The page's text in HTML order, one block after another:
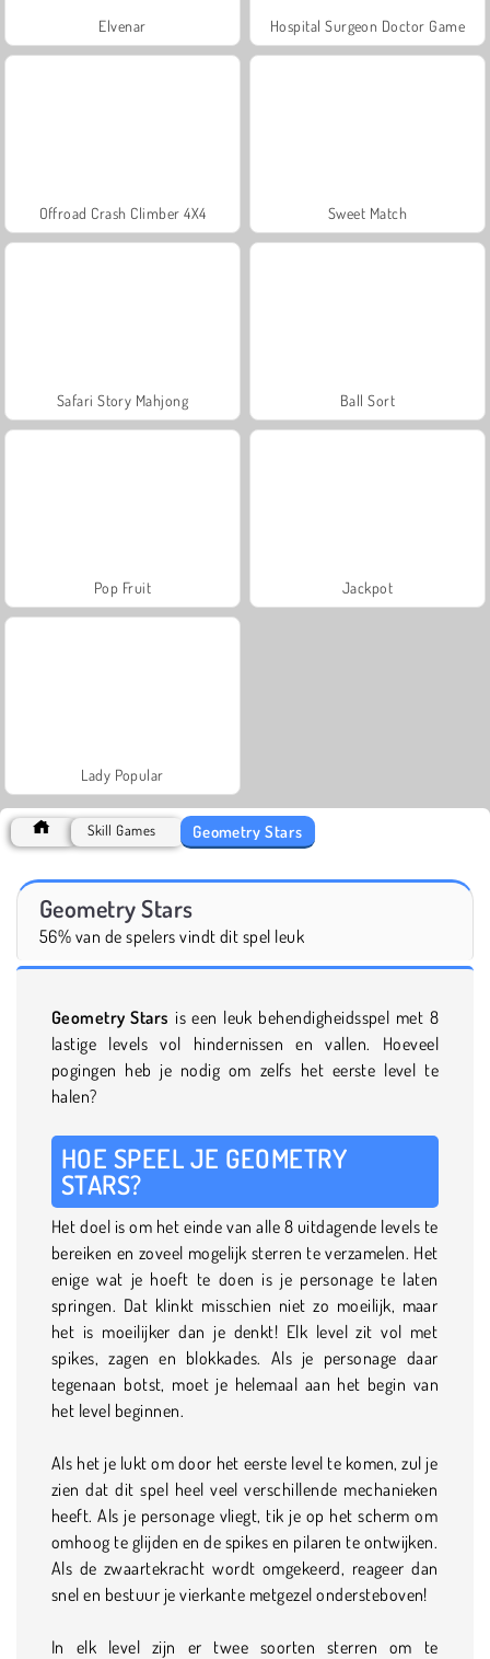
Elvenar Hospital Surgeon Doctor Game
Offroad Crash Climber 4X4 Sweet Match
Safari Story Mahjong Ball Sort
Pop Fruit Jackpot
Lady Popular
Skill Games Geometry Stars
Geometry Stars
56% van de spelers vindt dit spel leuk
Geometry Stars is een leuk behendigheidsspel met 8
lastige levels vol hindernissen en vallen. Hoeveel
pogingen heb je nodig om zelfs het eerste level te
halen?
HOE SPEEL JE GEOMETRY
STARS?
Het doel is om het einde van alle 8 uitdagende levels te
bereiken en zoveel mogelijk sterren te verzamelen. Het
enige wat je hoeft te doen is je personage te laten
springen. Dat klinkt misschien niet zo moeilijk, maar
het is moeilijker dan je denkt! Elk level zit vol met
spikes, zagen en blokkades. Als je personage daar
tegenaan botst, moet je helemaal aan het begin van
het level beginnen.
Als het je lukt om door het eerste level te komen, zul je
zien dat dit spel heel veel verschillende mechanieken
heeft. Als je personage vliegt, tik je op het scherm om
omhoog te glijden en de spikes en pilaren te ontwijken.
Als de zwaartekracht wordt omgekeerd, reageer dan
snel en bestuur je vierkante metgezel ondersteboven!
In elk level zijn er twee soorten sterren om te